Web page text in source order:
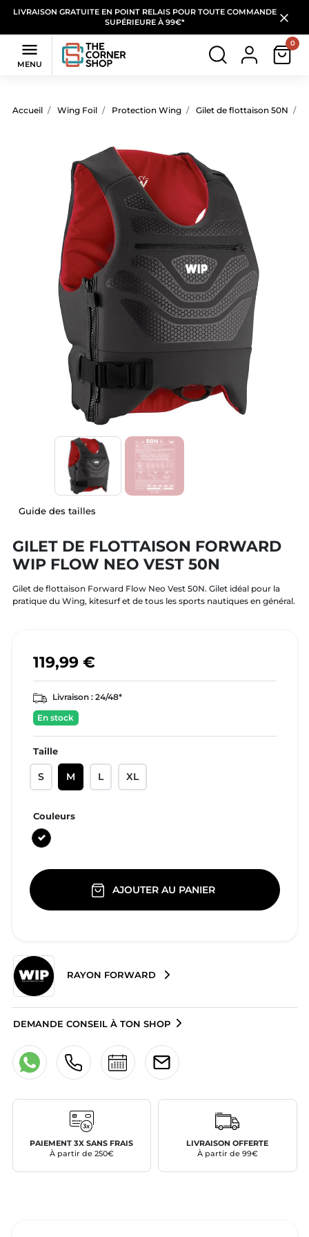
LIVRAISON GRATUITE EN POINT RELAIS POUR TOUTE COMMANDE
SUPÉRIEURE À 99€*

MENU
0
Accueil Wing Foil Protection Wing Gilet de flottaison 50N
Guide des tailles
GILET DE FLOTTAISON FORWARD
WIP FLOW NEO VEST 50N
Gilet de flottaison Forward Flow Neo Vest 50N. Gilet idéal pour la
pratique du Wing, kitesurf et de tous les sports nautiques en général.
119,99 €
Livraison : 24/48*
En stock
Taille
S M L XL
Couleurs
Black
AJOUTER AU PANIER
RAYON FORWARD
DEMANDE CONSEIL À TON SHOP
PAIEMENT 3X SANS FRAIS
À partir de 250€
LIVRAISON OFFERTE
À partir de 99€